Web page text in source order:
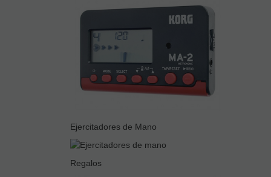
Ejercitadores de Mano
Regalos